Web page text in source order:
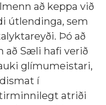
að keppa við
útlendinga, sem
Þó að
að Sæli hafi verið
glímumeistari,
í
atriði